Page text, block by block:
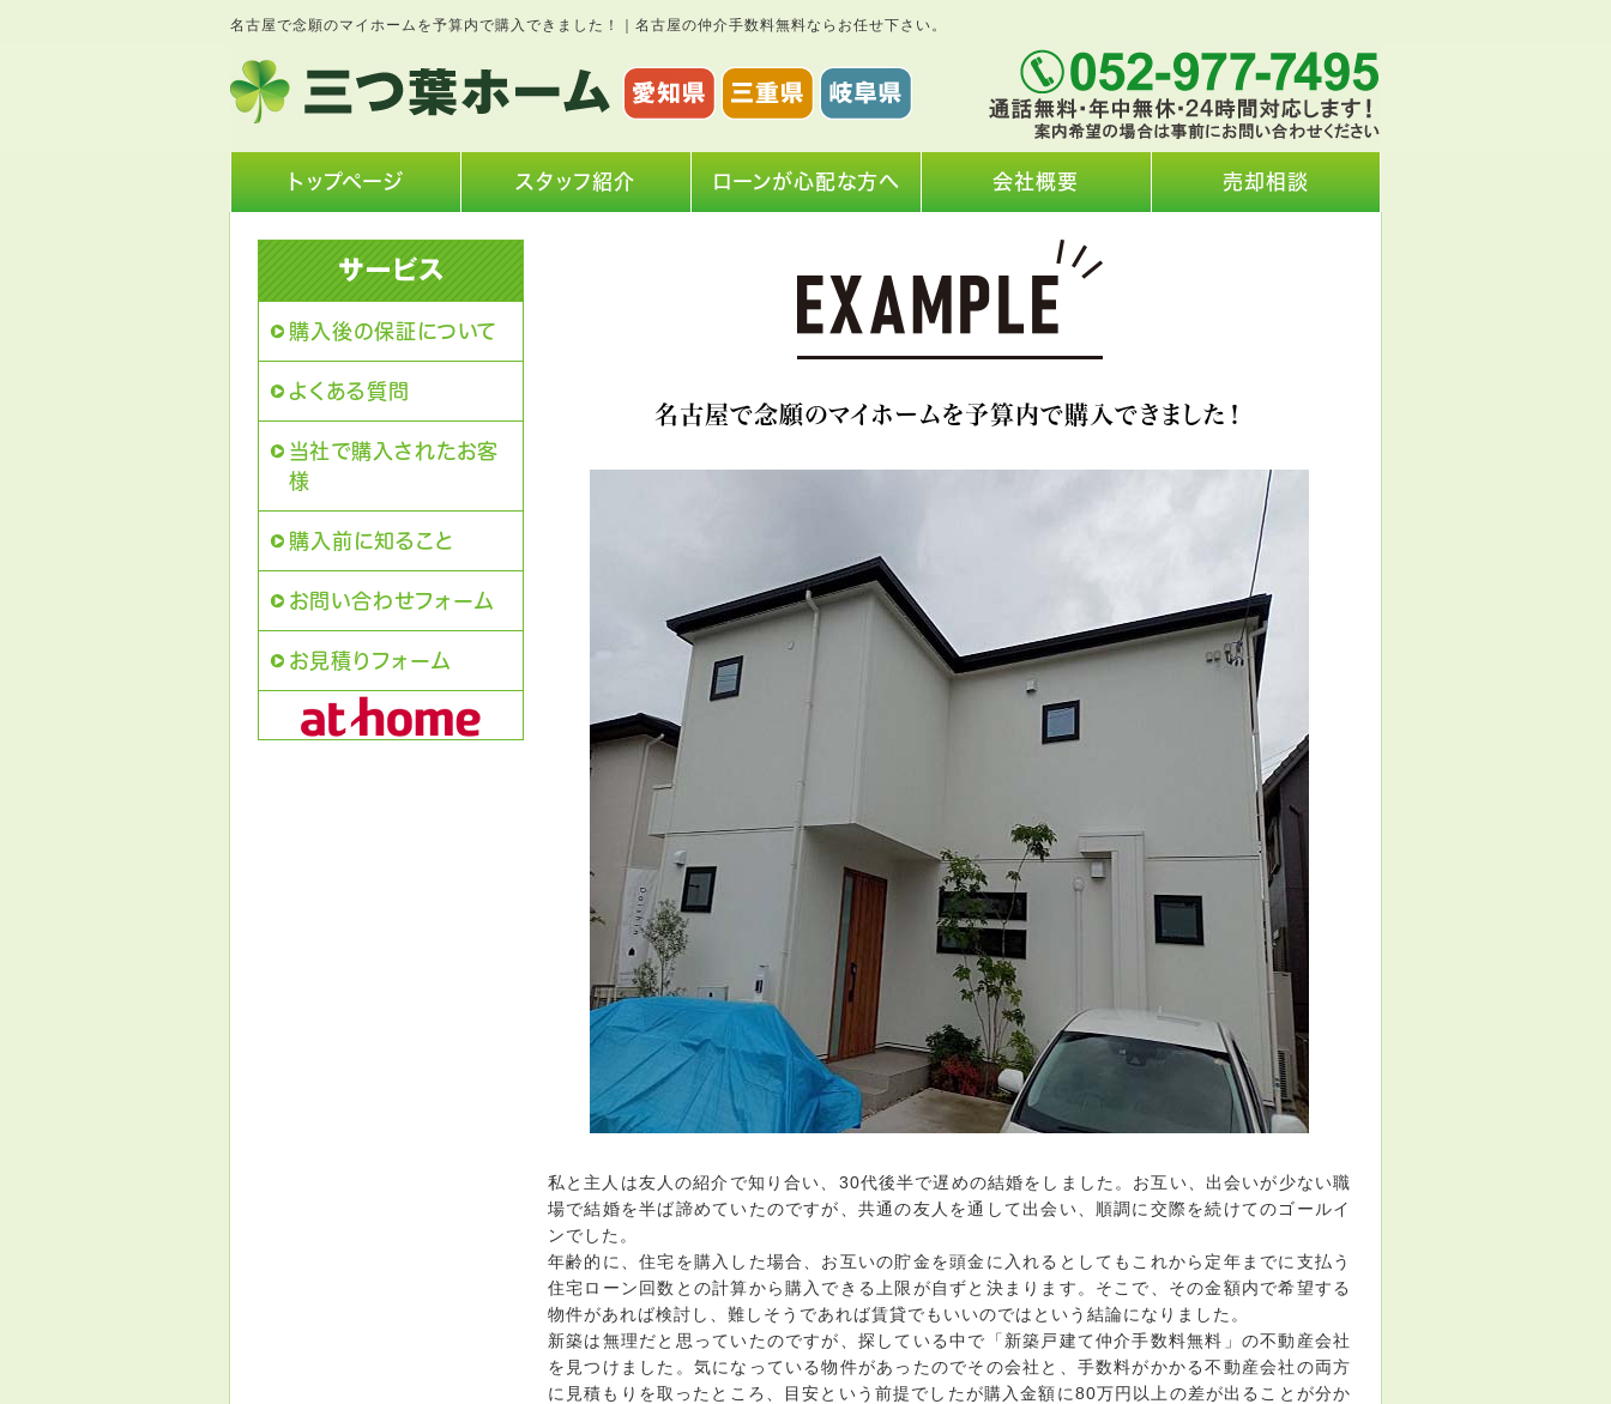
名古屋で念願のマイホームを予算内で購入できました！｜名古屋の仲介手数料無料ならお任せ下さい。
トップページ スタッフ紹介 ローンが心配な方へ 会社概要 売却相談
購入後の保証について
よくある質問
当社で購入されたお客
様
購入前に知ること
お問い合わせフォーム
お見積りフォーム
名古屋で念願のマイホームを予算内で購入できました！
私と主人は友人の紹介で知り合い、30代後半で遅めの結婚をしました。お互い、出会いが少ない職
場で結婚を半ば諦めていたのですが、共通の友人を通して出会い、順調に交際を続けてのゴールイ
ンでした。
年齢的に、住宅を購入した場合、お互いの貯金を頭金に入れるとしてもこれから定年までに支払う
住宅ローン回数との計算から購入できる上限が自ずと決まります。そこで、その金額内で希望する
物件があれば検討し、難しそうであれば賃貸でもいいのではという結論になりました。
新築は無理だと思っていたのですが、探している中で「新築戸建て仲介手数料無料」の不動産会社
を見つけました。気になっている物件があったのでその会社と、手数料がかかる不動産会社の両方
に見積もりを取ったところ、目安という前提でしたが購入金額に80万円以上の差が出ることが分か